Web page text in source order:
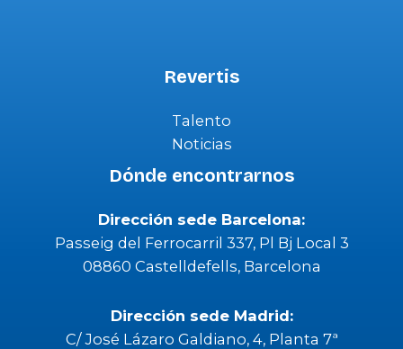
Revertis
Talento
Noticias
Dónde encontrarnos
Dirección sede Barcelona:
Passeig del Ferrocarril 337, Pl Bj Local 3
08860 Castelldefells, Barcelona
Dirección sede Madrid:
C/ José Lázaro Galdiano, 4, Planta 7ª